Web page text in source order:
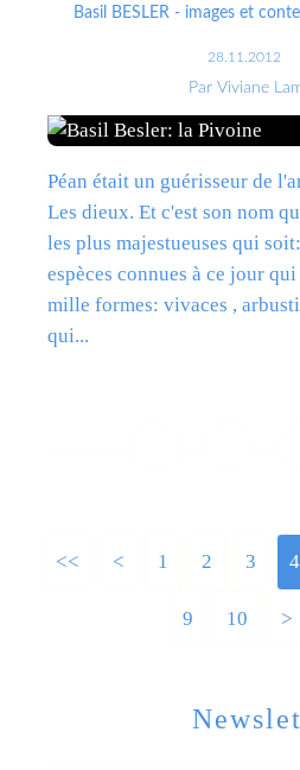
Basil BESLER - images et
28.11.2012
Par Viviane
Péan était un guérisseur de
Les dieux. Et c'est son nom
les plus majestueuses qui
espèces connues à ce jour
mille formes: vivaces ,
qui...
<< < 1 2 3 4
9 10 20
>